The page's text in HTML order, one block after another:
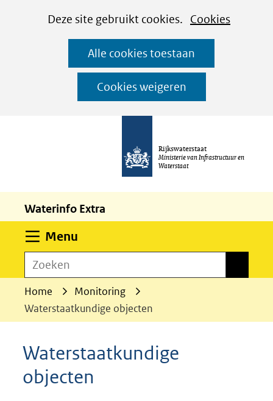
CookiesDeze site gebruikt cookies. Cookies
worden
toegestaan
geweigerd.
Alle cookies toestaan
Cookies weigeren
Ga
naar
de
inhoud
Rijkswaterstaat
Ministerie van Infrastructuur en
Waterstaat
Waterinfo Extra
Menu
Zoeken
Home
Monitoring
Waterstaatkundige objecten
Waterstaatkundige
objecten